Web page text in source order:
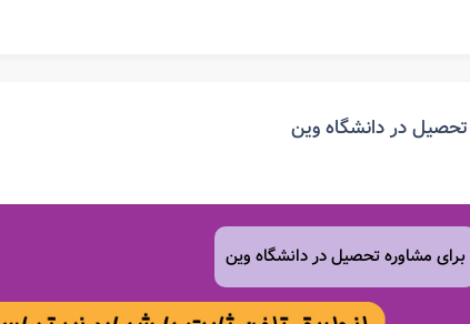
تحصیل در دانشگاه وین
برای مشاوره تحصیل در دانشگاه وین